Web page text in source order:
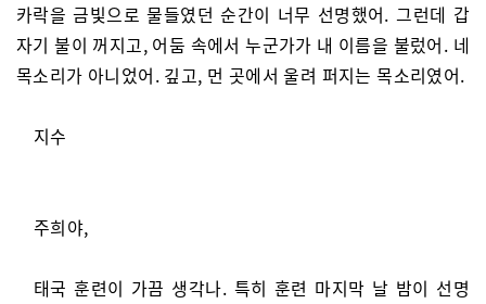
카락을 금빛으로 물들였던 순간이 너무 선명했어. 그런데 갑
자기 불이 꺼지고, 어둠 속에서 누군가가 내 이름을 불렀어. 네
목소리가 아니었어. 깊고, 먼 곳에서 울려 퍼지는 목소리였어.
지수
주희야,
태국 훈련이 가끔 생각나. 특히 훈련 마지막 날 밤이 선명